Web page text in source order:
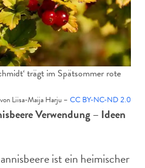
trägt im Spätsommer rote
Liisa-Maija Harju – CC BY-NC-ND 2.0
Verwendung – Ideen
ist ein heimischer